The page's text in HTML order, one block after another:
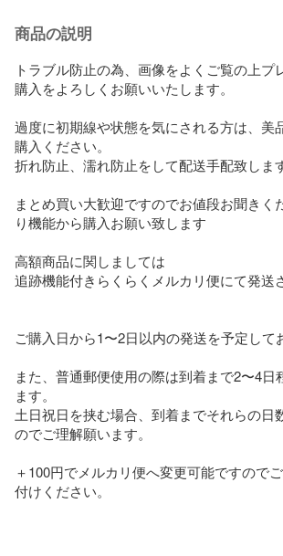
商品の説明
トラブル防止の為、画像をよくご覧の上プ
購入をよろしくお願いいたします。
過度に初期線や状態を気にされる方は、美
購入ください。
折れ防止、濡れ防止をして配送手配致します
まとめ買い大歓迎ですのでお値段お聞きく
り機能から購入お願い致します
高額商品に関しましては
追跡機能付きらくらくメルカリ便にて発送
ご購入日から1〜2日以内の発送を予定して
また、普通郵便使用の際は到着まで2〜4日
ます。
土日祝日を挟む場合、到着までそれらの日
のでご理解願います。
＋100円でメルカリ便へ変更可能ですので
付けください。